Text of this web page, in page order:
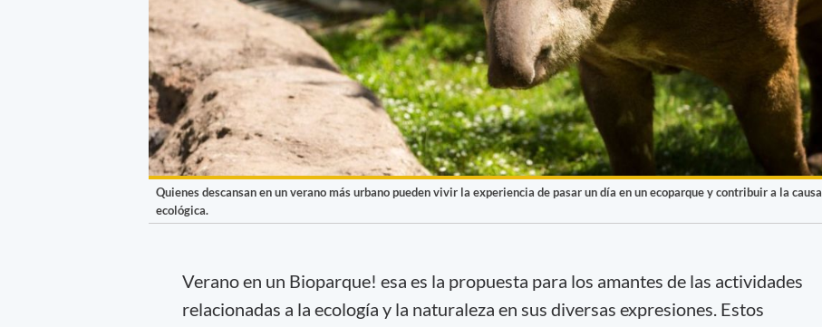
Quienes descansan en un verano más urbano pueden vivir la experiencia de pasar un día en un ecoparque y contribuir a la causa
ecológica.
Verano en un Bioparque! esa es la propuesta para los amantes de las actividades
relacionadas a la ecología y la naturaleza en sus diversas expresiones. Estos